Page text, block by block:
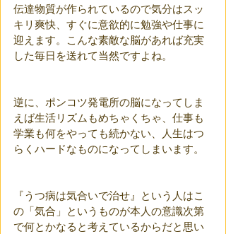
伝達物質が作られているので気分はスッ
キリ爽快、すぐに意欲的に勉強や仕事に
迎えます。こんな素敵な脳があれば充実
した毎日を送れて当然ですよね。
逆に、ポンコツ発電所の脳になってしま
えば生活リズムもめちゃくちゃ、仕事も
学業も何をやっても続かない、人生はつ
らくハードなものになってしまいます。
『うつ病は気合いで治せ』という人はこ
の「気合」というものが本人の意識次第
で何とかなると考えているからだと思い